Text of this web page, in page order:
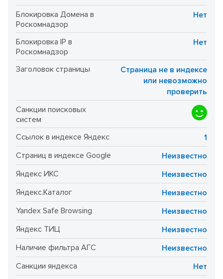
Блокировка Домена в
Роскомнадзор
Нет
Блокировка IP в
Роскомнадзор
Нет
Заголовок страницы
Страница не в индексе
или невозможно
проверить
Санкции поисковых
систем
Ссылок в индексе Яндекс
1
Страниц в индексе Google
Неизвестно
Яндекс ИКС
Неизвестно
Яндекс.Каталог
Неизвестно
Yandex Safe Browsing
Неизвестно
Яндекс ТИЦ
Неизвестно
Наличие фильтра АГС
Неизвестно
Санкции яндекса
Нет